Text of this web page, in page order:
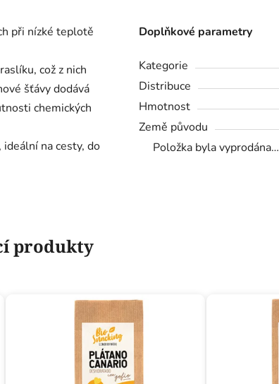
při nízké teplotě
což z nich
šťávy dodává
chemických
na cesty, do
Doplňkové parametry
Kategorie
Distribuce
Hmotnost
Země původu
Položka byla vyprodána…
produkty